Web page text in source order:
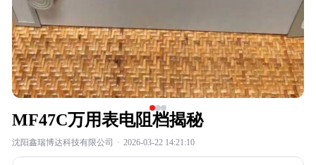
MF47C万用表电阻档揭秘
沈阳鑫瑞博达科技有限公司 · 2026-03-22 14:21:10